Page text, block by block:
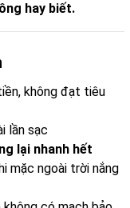
hay biết.
không đạt tiêu
lần sạc
lại nhanh hết
mặc ngoài trời nắng